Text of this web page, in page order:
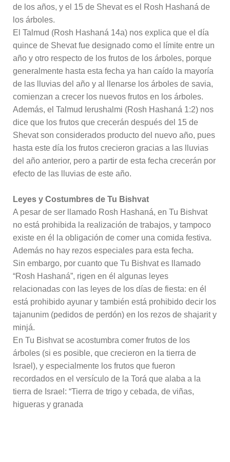
de los años, y el 15 de Shevat es el Rosh Hashaná de
los árboles.
El Talmud (Rosh Hashaná 14a) nos explica que el día
quince de Shevat fue designado como el límite entre un
año y otro respecto de los frutos de los árboles, porque
generalmente hasta esta fecha ya han caído la mayoría
de las lluvias del año y al llenarse los árboles de savia,
comienzan a crecer los nuevos frutos en los árboles.
Además, el Talmud Ierushalmi (Rosh Hashaná 1:2) nos
dice que los frutos que crecerán después del 15 de
Shevat son considerados producto del nuevo año, pues
hasta este día los frutos crecieron gracias a las lluvias
del año anterior, pero a partir de esta fecha crecerán por
efecto de las lluvias de este año.
Leyes y Costumbres de Tu Bishvat
A pesar de ser llamado Rosh Hashaná, en Tu Bishvat
no está prohibida la realización de trabajos, y tampoco
existe en él la obligación de comer una comida festiva.
Además no hay rezos especiales para esta fecha.
Sin embargo, por cuanto que Tu Bishvat es llamado
“Rosh Hashaná”, rigen en él algunas leyes
relacionadas con las leyes de los días de fiesta: en él
está prohibido ayunar y también está prohibido decir los
tajanunim (pedidos de perdón) en los rezos de shajarit y
minjá.
En Tu Bishvat se acostumbra comer frutos de los
árboles (si es posible, que crecieron en la tierra de
Israel), y especialmente los frutos que fueron
recordados en el versículo de la Torá que alaba a la
tierra de Israel: “Tierra de trigo y cebada, de viñas,
higueras y granada